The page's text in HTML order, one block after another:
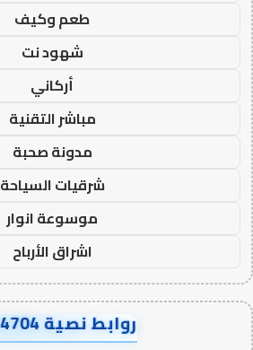
طعم وكيف
شهود نت
أركاني
مباشر التقنية
مدونة صحبة
شرقيات السياحة
موسوعة انوار
اشراق الأرباح
روابط نصية AA14704